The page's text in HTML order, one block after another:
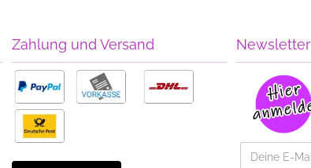
Zahlung und Versand Newsletter